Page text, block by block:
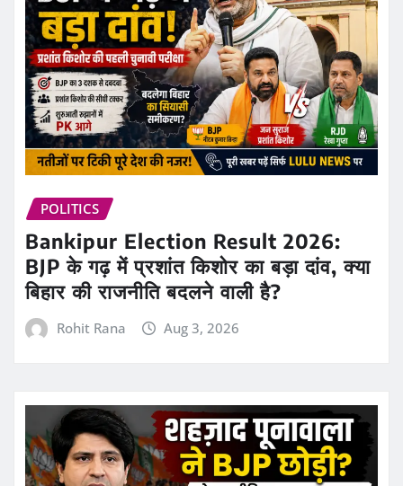
POLITICS
Bankipur Election Result 2026:
BJP के गढ़ में प्रशांत किशोर का बड़ा दांव, क्या
बिहार की राजनीति बदलने वाली है?
Rohit Rana Aug 3, 2026